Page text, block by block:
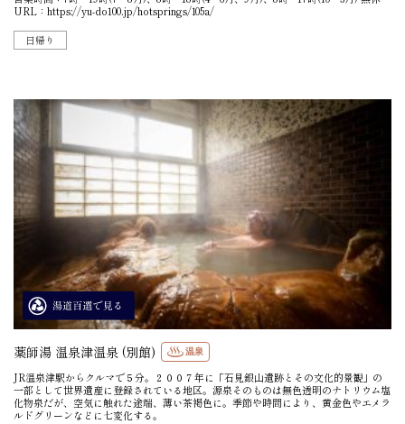
URL： https://yu-do100.jp/hotsprings/105a/
日帰り
薬師湯 温泉津温泉 (別館) 温泉
JR温泉津駅からクルマで５分。２００７年に「石見銀山遺跡とその文化的景観」の
一部として世界遺産に登録されている地区。源泉そのものは無色透明のナトリウム塩
化物泉だが、空気に触れた途端、薄い茶褐色に。季節や時間により、黄金色やエメラ
ルドグリーンなどに七変化する。